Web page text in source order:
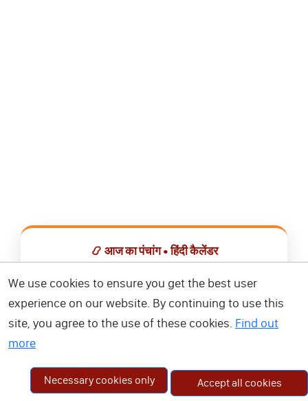
📿 आज का पंचांग • हिंदी कैलेंडर
📅 हिंदी कैलेंडर ऐप डाउनलोड करें
We use cookies to ensure you get the best user
experience on our website. By continuing to use this
site, you agree to the use of these cookies. Find out
more
Necessary cookies only Accept all cookies